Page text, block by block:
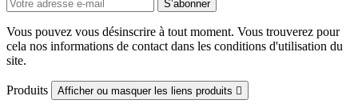
Vous pouvez vous désinscrire à tout moment. Vous trouverez pour
cela nos informations de contact dans les conditions d'utilisation du
site.
Produits Afficher ou masquer les liens produits 